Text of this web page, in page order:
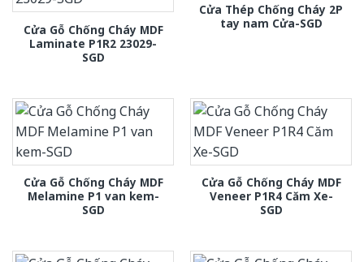
Cửa Gỗ Chống Cháy MDF
Laminate P1R2 23029-
SGD
Cửa Thép Chống Cháy 2P
tay nam Cửa-SGD
Cửa Gỗ Chống Cháy MDF
Melamine P1 van kem-
SGD
Cửa Gỗ Chống Cháy MDF
Veneer P1R4 Căm Xe-
SGD